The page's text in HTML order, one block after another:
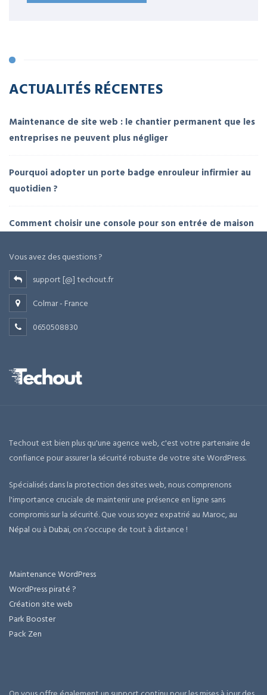
ACTUALITÉS RÉCENTES
Maintenance de site web : le chantier permanent que les
entreprises ne peuvent plus négliger
Pourquoi adopter un porte badge enrouleur infirmier au
quotidien ?
Comment choisir une console pour son entrée de maison
Vous avez des questions ?
support [@] techout.fr
Colmar - France
0650508830
Techout est bien plus qu'une agence web, c'est votre partenaire de
confiance pour assurer la sécurité robuste de votre site WordPress.
Spécialisés dans la protection des sites web, nous comprenons
l'importance cruciale de maintenir une présence en ligne sans
compromis sur la sécurité. Que vous soyez expatrié au Maroc, au
Népal ou àDubai, on s'occupe de tout à distance !
Maintenance WordPress
WordPress piraté ?
Création site web
Park Booster
Pack Zen